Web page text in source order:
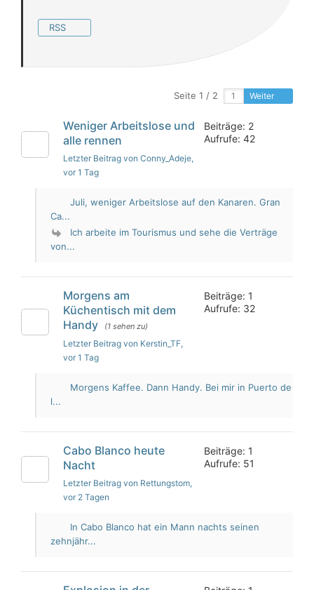
RSS
Seite 1 / 2 Weiter
Weniger Arbeitslose und
alle rennen
Letzter Beitrag von Conny_Adeje,
vor 1 Tag
Beiträge: 2
Aufrufe: 42
Juli, weniger Arbeitslose auf den Kanaren. Gran
Ca...
Ich arbeite im Tourismus und sehe die Verträge
von...
Morgens am
Küchentisch mit dem
Handy
(1 sehen zu)
Letzter Beitrag von Kerstin_TF,
vor 1 Tag
Beiträge: 1
Aufrufe: 32
Morgens Kaffee. Dann Handy. Bei mir in Puerto de
l...
Cabo Blanco heute
Nacht
Letzter Beitrag von Rettungstom,
vor 2 Tagen
Beiträge: 1
Aufrufe: 51
In Cabo Blanco hat ein Mann nachts seinen
zehnjähr...